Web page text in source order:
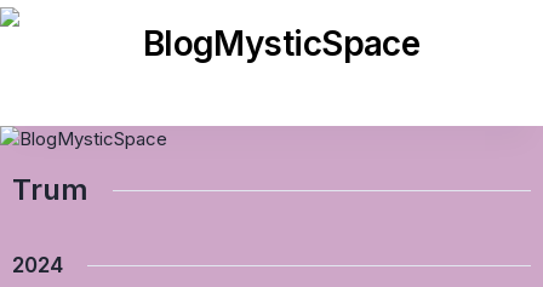
Skip
Trum
2024